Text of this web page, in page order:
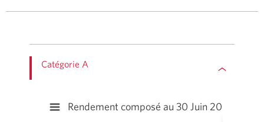
Catégorie A
Rendement composé au 30 Juin 2026††
Rendement composé au 30 Juin 2026††